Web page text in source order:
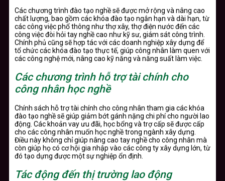
Các chương trình đào tạo nghề sẽ được mở rộng và nâng cao
chất lượng, bao gồm các khóa đào tạo ngắn hạn và dài hạn, từ
các công việc phổ thông như thợ xây, thợ điện nước đến các
công việc đòi hỏi tay nghề cao như kỹ sư, giám sát công trình.
Chính phủ cũng sẽ hợp tác với các doanh nghiệp xây dựng để
tổ chức các khóa đào tạo thực tế, giúp công nhân làm quen với
các công nghệ mới, nâng cao kỹ năng và năng suất làm việc.
Các chương trình hỗ trợ tài chính cho
công nhân học nghề
Chính sách hỗ trợ tài chính cho công nhân tham gia các khóa
đào tạo nghề sẽ giúp giảm bớt gánh nặng chi phí cho người lao
động. Các khoản vay ưu đãi, học bổng và trợ cấp sẽ được cấp
cho các công nhân muốn học nghề trong ngành xây dựng.
Điều này không chỉ giúp nâng cao tay nghề cho công nhân mà
còn giúp họ có cơ hội gia nhập vào các công ty xây dựng lớn, từ
đó tạo dựng được một sự nghiệp ổn định.
Tác động đến thị trường lao động